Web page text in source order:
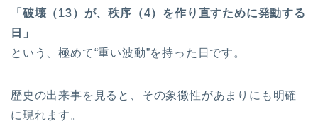
「破壊（13）が、秩序（4）を作り直すために発動する
日」
という、極めて“重い波動”を持った日です。
歴史の出来事を見ると、その象徴性があまりにも明確
に現れます。